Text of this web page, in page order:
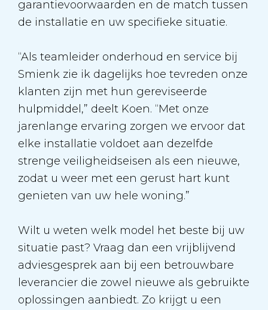
garantievoorwaarden en de match tussen
de installatie en uw specifieke situatie.
“Als teamleider onderhoud en service bij
Smienk zie ik dagelijks hoe tevreden onze
klanten zijn met hun gereviseerde
hulpmiddel,” deelt Koen. “Met onze
jarenlange ervaring zorgen we ervoor dat
elke installatie voldoet aan dezelfde
strenge veiligheidseisen als een nieuwe,
zodat u weer met een gerust hart kunt
genieten van uw hele woning.”
Wilt u weten welk model het beste bij uw
situatie past? Vraag dan een vrijblijvend
adviesgesprek aan bij een betrouwbare
leverancier die zowel nieuwe als gebruikte
oplossingen aanbiedt. Zo krijgt u een